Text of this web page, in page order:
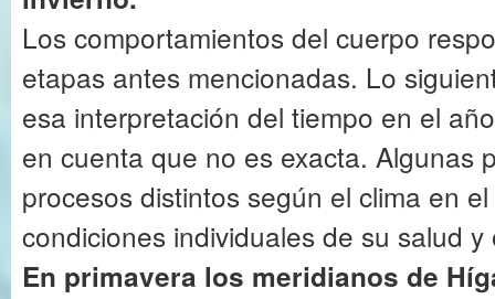
Los comportamientos del cuerpo
etapas antes mencionadas. Lo
esa interpretación del tiempo en el
en cuenta que no es exacta. Algunas
procesos distintos según el clima en
condiciones individuales de su salud
En primavera los meridianos de